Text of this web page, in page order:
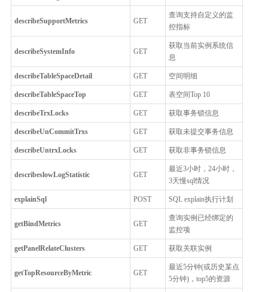
describeSupportMetrics GET
查询支持自定义的监
控指标
describeSystemInfo GET
获取当前实例系统信
息
describeTableSpaceDetail GET 空间明细
describeTableSpaceTop GET 表空间Top 10
describeTrxLocks GET 获取事务锁信息
describeUnCommitTrxs GET 获取未提交事务信息
describeUntrxLocks GET 获取非事务锁信息
describeslowLogStatistic GET
最近3小时，24小时，
3天慢sql情况
explainSql POST SQL explain执行计划
getBindMetrics GET
查询实例已经绑定的
监控项
getPanelRelateClusters GET 获取关联实例
getTopResourceByMetric GET
最近5分钟(或历史某点
5分钟)，top5的资源